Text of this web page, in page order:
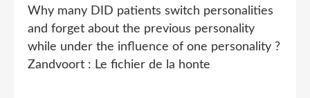
Why many DID patients switch personalities
and forget about the previous personality
while under the influence of one personality ?
Zandvoort : Le fichier de la honte